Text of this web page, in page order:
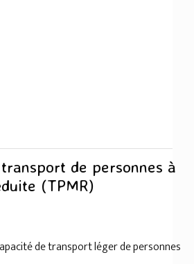
de personnes à
(TPMR)
de transport léger de personnes